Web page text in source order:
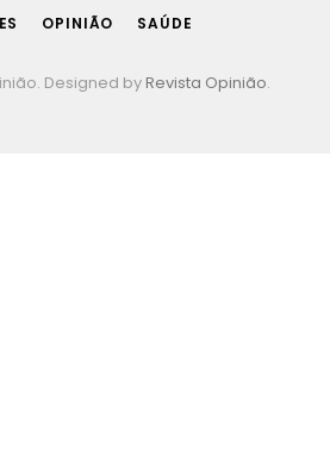
OPINIÃO SAÚDE
Designed by Revista Opinião.